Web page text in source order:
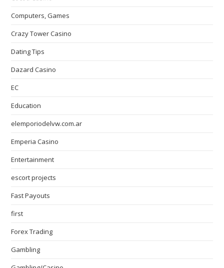
Computers, Games
Crazy Tower Сasino
Dating Tips
Dazard Casino
EC
Education
elemporiodelvw.com.ar
Emperia Casino
Entertainment
escort projects
Fast Payouts
first
Forex Trading
Gambling